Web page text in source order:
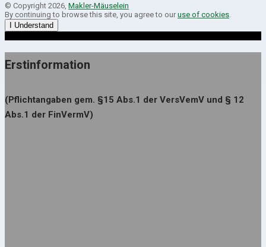
© Copyright 2026, Makler-Mäuselein
By continuing to browse this site, you agree to our use of cookies.
I Understand
Erstinformation
(Pflichtangaben gem. §15 Abs.1 der VersVemV und § 12
Abs.1 der FinVermV)